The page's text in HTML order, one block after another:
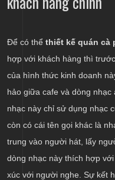
Để có thể thiết kế quán cà
hợp với khách hàng thì
của hình thức kinh doanh
hảo giữa cafe và dòng
nhạc này chỉ sử dụng nhạc
còn có cái tên gọi khác là
trung vào người hát, lấy
dòng nhạc này thích hợp
xúc với người nghe. Sự kết